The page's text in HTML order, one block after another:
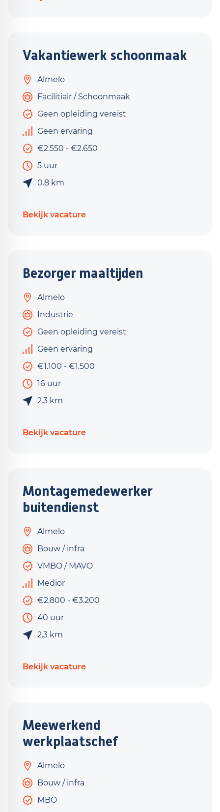
Vakantiewerk schoonmaak
Almelo
Facilitiair / Schoonmaak
Geen opleiding vereist
Geen ervaring
€2.550 - €2.650
5 uur
0.8 km
Bekijk vacature
Bezorger maaltijden
Almelo
Industrie
Geen opleiding vereist
Geen ervaring
€1.100 - €1.500
16 uur
2.3 km
Bekijk vacature
Montagemedewerker
buitendienst
Almelo
Bouw / infra
VMBO / MAVO
Medior
€2.800 - €3.200
40 uur
2.3 km
Bekijk vacature
Meewerkend
werkplaatschef
Almelo
Bouw / infra
MBO